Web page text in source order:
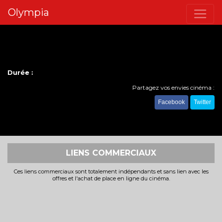
Olympia
Durée :
Partagez vos envies cinéma :
Facebook Twitter
LIENS COMMERCIAUX
Ces liens commerciaux sont totalement indépendants et sans lien avec les
offres et l'achat de place en ligne du cinéma.